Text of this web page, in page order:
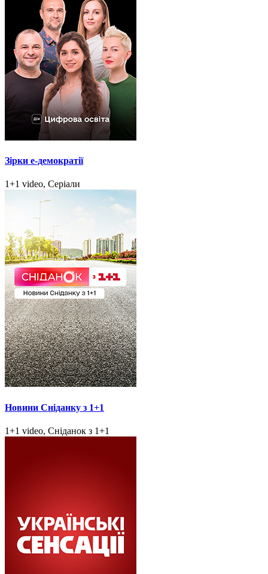
Зірки e-демократії
1+1 video, Серіали
Новини Сніданку з 1+1
1+1 video, Сніданок з 1+1